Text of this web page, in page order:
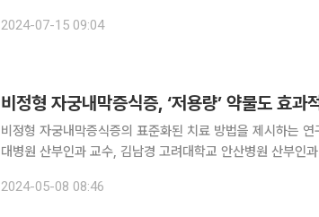
내막에 발생하는 암이다. 정기검진으로 발견되는 경우가
2024-07-15 09:04
비정형 자궁내막증식증, ‘저용량’ 약물도 효과
비정형 자궁내막증식증의 표준화된 치료 방법을 제시하는 연구 결과가 발
대병원 산부인과 교수, 김남경 고려대학교 안산병원 산부인
다. 자궁내막증식증은 프로게스테론과 에스트로겐의 불균형
2024-05-08 08:46